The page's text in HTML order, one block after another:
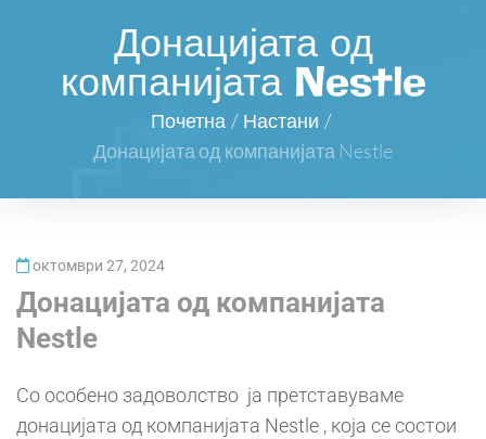
Донацијата од
компанијата Nestle
Почетна / Настани /
Донацијата од компанијата Nestle
октомври 27, 2024
Донацијата од компанијата
Nestle
Со особено задоволство ја претставуваме
донацијата од компанијата Nestle , која се состои